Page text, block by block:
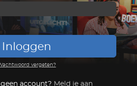
Inloggen
vergeten?
account? Meld je aan